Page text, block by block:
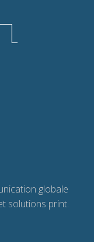
globale
solutions print.